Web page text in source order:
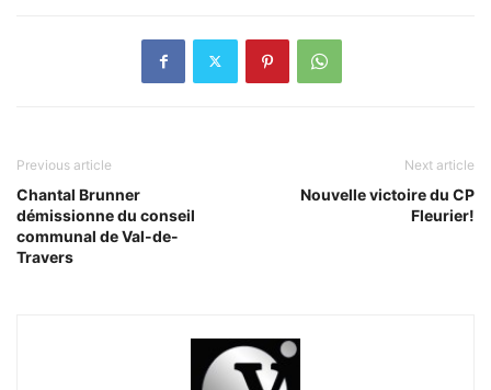
Previous article
Chantal Brunner
démissionne du conseil
communal de Val-de-
Travers
Next article
Nouvelle victoire du CP
Fleurier!